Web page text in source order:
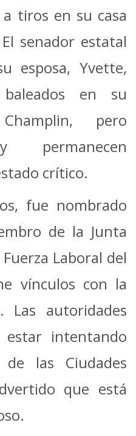
tiros en su casa
senador estatal
esposa, Yvette,
en su
pero
permanecen
crítico.
fue nombrado
de la Junta
Laboral del
vínculos con la
Las autoridades
intentando
las Ciudades
que está